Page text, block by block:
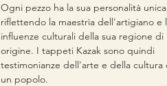
Ogni pezzo ha la sua personalità
riflettendo la maestrìa dell'artigiano e
influenze culturali della sua regione di
origine. I tappeti Kazak sono quindi
testimonianze dell'arte e della cultura
un popolo.